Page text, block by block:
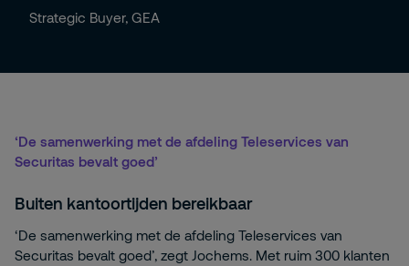
Strategic Buyer, GEA
‘De samenwerking met de afdeling Teleservices van
Securitas bevalt goed’
Buiten kantoortijden bereikbaar
‘De samenwerking met de afdeling Teleservices van
Securitas bevalt goed’, zegt Jochems. Met ruim 300 klanten